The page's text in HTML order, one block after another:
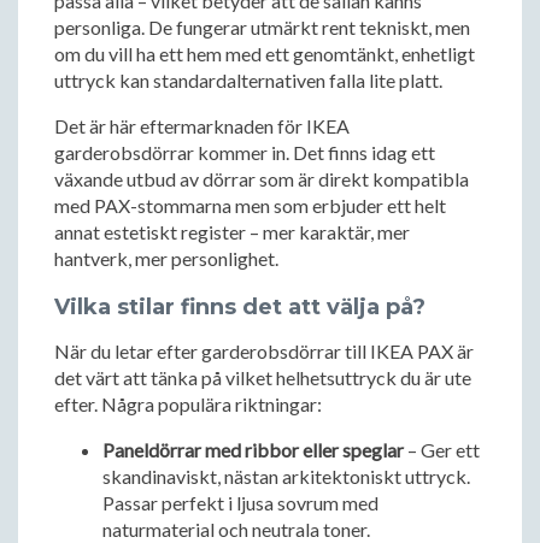
personliga. De fungerar utmärkt rent tekniskt, men
om du vill ha ett hem med ett genomtänkt, enhetligt
uttryck kan standardalternativen falla lite platt.
Det är här eftermarknaden för IKEA
garderobsdörrar kommer in. Det finns idag ett
växande utbud av dörrar som är direkt kompatibla
med PAX-stommarna men som erbjuder ett helt
annat estetiskt register – mer karaktär, mer
hantverk, mer personlighet.
Vilka stilar finns det att välja på?
När du letar efter garderobsdörrar till IKEA PAX är
det värt att tänka på vilket helhetsuttryck du är ute
efter. Några populära riktningar:
Paneldörrar med ribbor eller speglar– Ger ett
skandinaviskt, nästan arkitektoniskt uttryck.
Passar perfekt i ljusa sovrum med
naturmaterial och neutrala toner.